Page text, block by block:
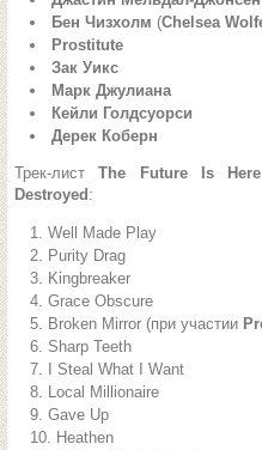
Бен Чизхолм (Chelsea
Prostitute
Зак Уикс
Марк Джулиана
Кейли Голдсуорси
Дерек Коберн
Трек-листThe Future Is
Destroyed :
Well Made Play
Purity Drag
Kingbreaker
Grace Obscure
Broken Mirror (при участии
Sharp Teeth
I Steal What I Want
Local Millionaire
Gave Up
Heathen